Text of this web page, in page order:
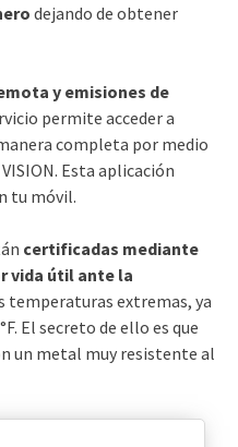
dejando de obtener
y emisiones de
permite acceder a
completa por medio
Esta aplicación
tu móvil.
certificadas mediante
vida útil ante la
temperaturas extremas, ya
El secreto de ello es que
un metal muy resistente al